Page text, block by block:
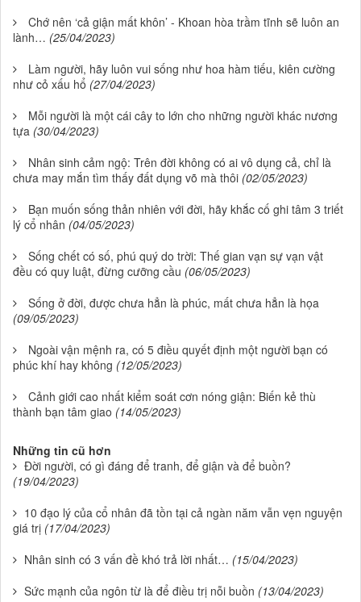
Chớ nên ‘cả giận mất khôn’ - Khoan hòa trầm tĩnh sẽ luôn an
lành… (25/04/2023)
Làm người, hãy luôn vui sống như hoa hàm tiếu, kiên cường
như cỏ xấu hổ (27/04/2023)
Mỗi người là một cái cây to lớn cho những người khác nương
tựa (30/04/2023)
Nhân sinh cảm ngộ: Trên đời không có ai vô dụng cả, chỉ là
chưa may mắn tìm thấy đất dụng võ mà thôi (02/05/2023)
Bạn muốn sống thản nhiên với đời, hãy khắc cố ghi tâm 3 triết
lý cổ nhân (04/05/2023)
Sống chết có số, phú quý do trời: Thế gian vạn sự vạn vật
đều có quy luật, đừng cưỡng cầu (06/05/2023)
Sống ở đời, được chưa hẳn là phúc, mất chưa hẳn là họa
(09/05/2023)
Ngoài vận mệnh ra, có 5 điều quyết định một người bạn có
phúc khí hay không (12/05/2023)
Cảnh giới cao nhất kiểm soát cơn nóng giận: Biến kẻ thù
thành bạn tâm giao (14/05/2023)
Những tin cũ hơn
Đời người, có gì đáng để tranh, để giận và để buồn?
(19/04/2023)
10 đạo lý của cổ nhân đã tồn tại cả ngàn năm vẫn vẹn nguyện
giá trị (17/04/2023)
Nhân sinh có 3 vấn đề khó trả lời nhất… (15/04/2023)
Sức mạnh của ngôn từ là để điều trị nỗi buồn (13/04/2023)